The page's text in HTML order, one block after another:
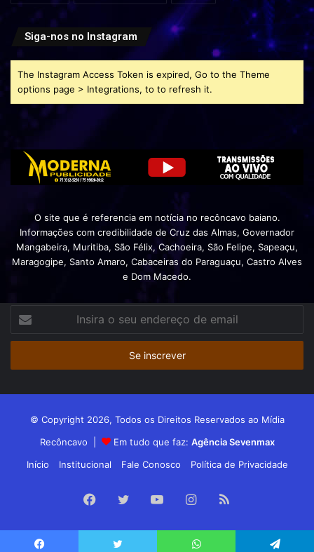
Siga-nos no Instagram
The Instagram Access Token is expired, Go to the Theme
options page > Integrations, to to refresh it.
O site que é referencia em notícia no recôncavo baiano.
Informações com credibilidade de Cruz das Almas, Governador
Mangabeira, Muritiba, São Félix, Cachoeira, São Felipe, Sapeaçu,
Maragogipe, Santo Amaro, Cabaceiras do Paraguaçu, Castro Alves
e Dom Macedo.
seu
de
© Copyright 2026, Todos os Direitos Reservados ao Mídia
Recôncavo |
Em tudo que faz: Agência Sevenmax
Início
Institucional Fale Conosco Política de Privacidade
Facebook
TwitterYouTubeInstagram
RSS